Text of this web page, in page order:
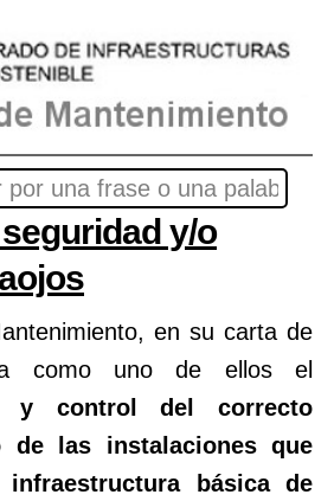
y/o
en su carta de
como uno de ellos el
y control del correcto
de las instalaciones que
infraestructura básica de